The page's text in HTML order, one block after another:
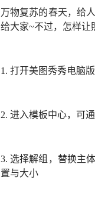
万物复苏的春天，给
给大家~不过，怎样让
1. 打开美图秀秀电脑
2. 进入模板中心，可
3. 选择解组，替换主
置与大小